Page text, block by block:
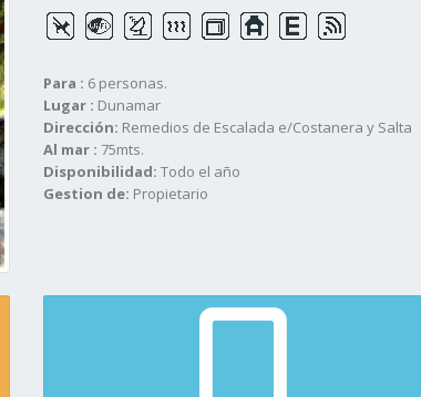
Para : 6 personas.
Lugar : Dunamar
Dirección: Remedios de Escalada e/Costanera y Salta
Al mar : 75mts.
Disponibilidad: Todo el año
Gestion de: Propietario